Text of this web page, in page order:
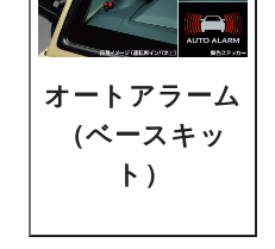
オートアラーム
（ベースキッ
ト）